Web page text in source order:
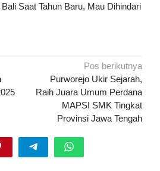
Saat Tahun Baru, Mau Dihindari
Pos berikutnya
Purworejo Ukir Sejarah,
Raih Juara Umum Perdana
MAPSI SMK Tingkat
Provinsi Jawa Tengah